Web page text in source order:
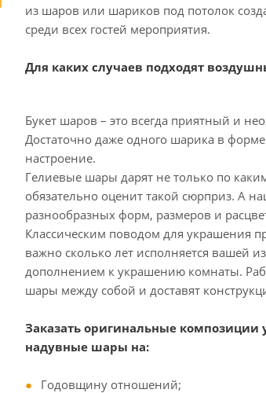
из шаров или шариков под потолок
среди всех гостей мероприятия.
Для каких случаев подходят
Букет шаров – это всегда приятный и
Достаточно даже одного шарика в
настроение.
Гелиевые шары дарят не только по
обязательно оценит такой сюрприз. А
разнообразных форм, размеров и
Классическим поводом для украшения
важно сколько лет исполняется
дополнением к украшению комнаты.
шары между собой и доставят
Заказать оригинальные
надувные шары на:
Годовщину отношений;